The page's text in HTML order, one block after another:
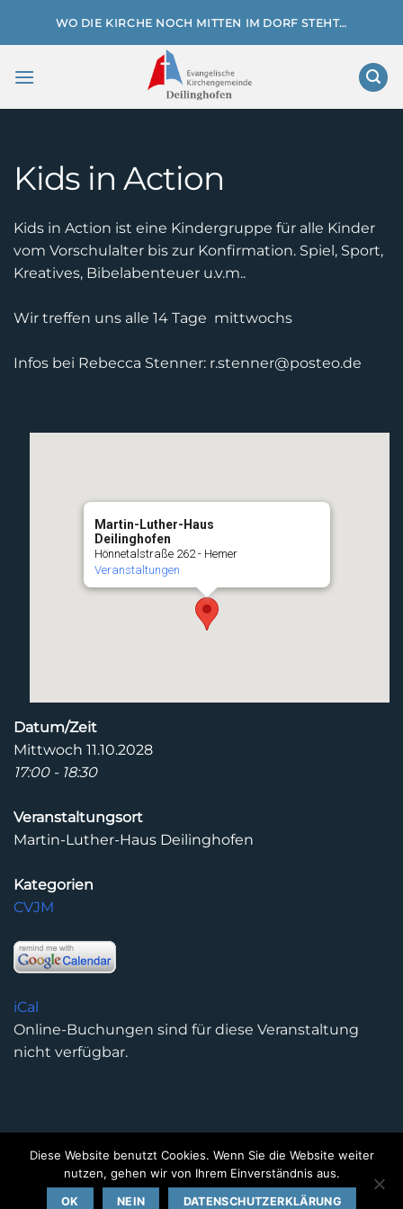
WO DIE KIRCHE NOCH MITTEN IM DORF STEHT…
Kids in Action
Kids in Action ist eine Kindergruppe für alle Kinder
vom Vorschulalter bis zur Konfirmation. Spiel, Sport,
Kreatives, Bibelabenteuer u.v.m..
Wir treffen uns alle 14 Tage mittwochs
Infos bei Rebecca Stenner: r.stenner@posteo.de
Martin-Luther-Haus
Deilinghofen
Hönnetalstraße 262 - Hemer
Veranstaltungen
Datum/Zeit
Mittwoch 11.10.2028
17:00 - 18:30
Veranstaltungsort
Martin-Luther-Haus Deilinghofen
Kategorien
CVJM
iCal
Online-Buchungen sind für diese Veranstaltung
nicht verfügbar.
DATENSCHUTZERKLÄRUNG IMPRESSUM KONTAKT
Copyright 2026 ©Kirchengemeinde Deilinghofen- Design
Diese Website benutzt Cookies. Wenn Sie die Website weiter
nutzen, gehen wir von Ihrem Einverständnis aus.
OK NEIN DATENSCHUTZERKLÄRUNG